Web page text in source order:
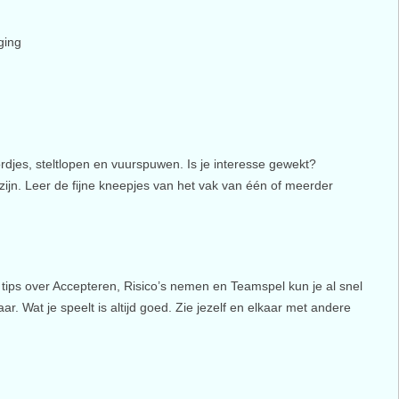
steltlopen en vuurspuwen. Is je interesse gewekt?
Leer de fijne kneepjes van het vak van één of meerder
over Accepteren, Risico’s nemen en Teamspel kun je al snel
Wat je speelt is altijd goed. Zie jezelf en elkaar met andere